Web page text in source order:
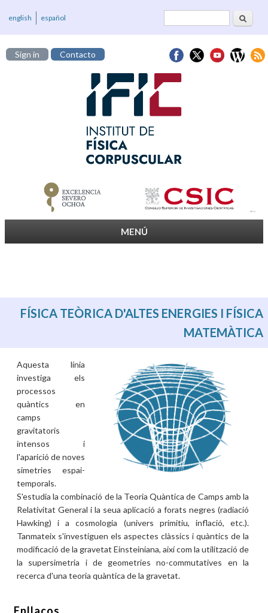
Formulari deCerca
english español
Sign in Contacto
MENÚ
FÍSICA TEÒRICA D'ALTES ENERGIES I FÍSICA
MATEMÀTICA
Aquesta línia
investiga els
processos
quàntics en
camps
gravitatoris
intensos i
l'aparició de noves
simetries espai-
temporals.
S'estudia la combinació de la Teoria Quàntica de Camps amb la
Relativitat General i la seua aplicació a forats negres (radiació
Hawking) i a cosmologia (univers primitiu, inflació, etc.).
Tanmateix s'investiguen els aspectes clàssics i quàntics de la
modificació de la gravetat Einsteiniana, així com la utilització de
la supersimetria i de geometries no-commutatives en la
recerca d'una teoria quàntica de la gravetat.